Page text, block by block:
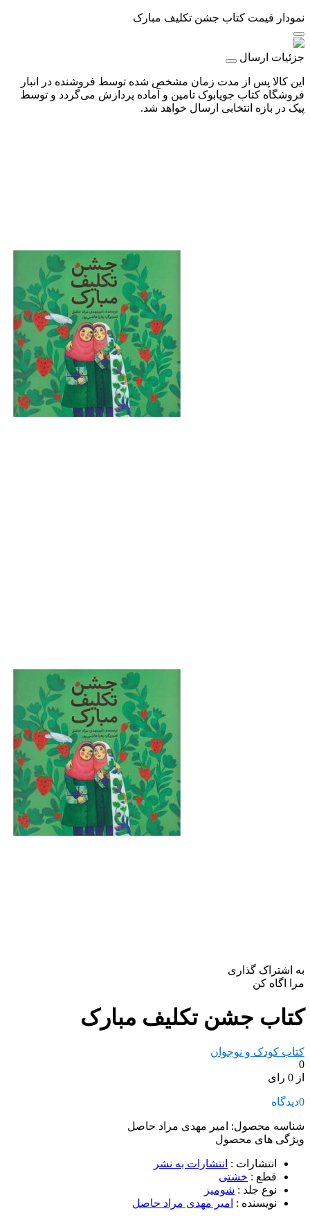
نمودار قیمت کتاب جشن تکلیف مبارک
جزئیات ارسال
این کالا پس از مدت زمان مشخص شده توسط فروشنده در انبار
فروشگاه کتاب جویابوک تامین و آماده پردازش می‌گردد و توسط
پیک در بازه انتخابی ارسال خواهد شد.
به اشتراک گذاری
مرا اگاه کن
کتاب جشن تکلیف مبارک
کتاب کودک و نوجوان
0
از 0 رای
0دیدگاه
شناسه محصول: امیر مهدی مراد حاصل
ویژگی های محصول
انتشارات : انتشارات به نشر
قطع : خشتی
نوع جلد : شومیز
نویسنده : امیر مهدی مراد حاصل